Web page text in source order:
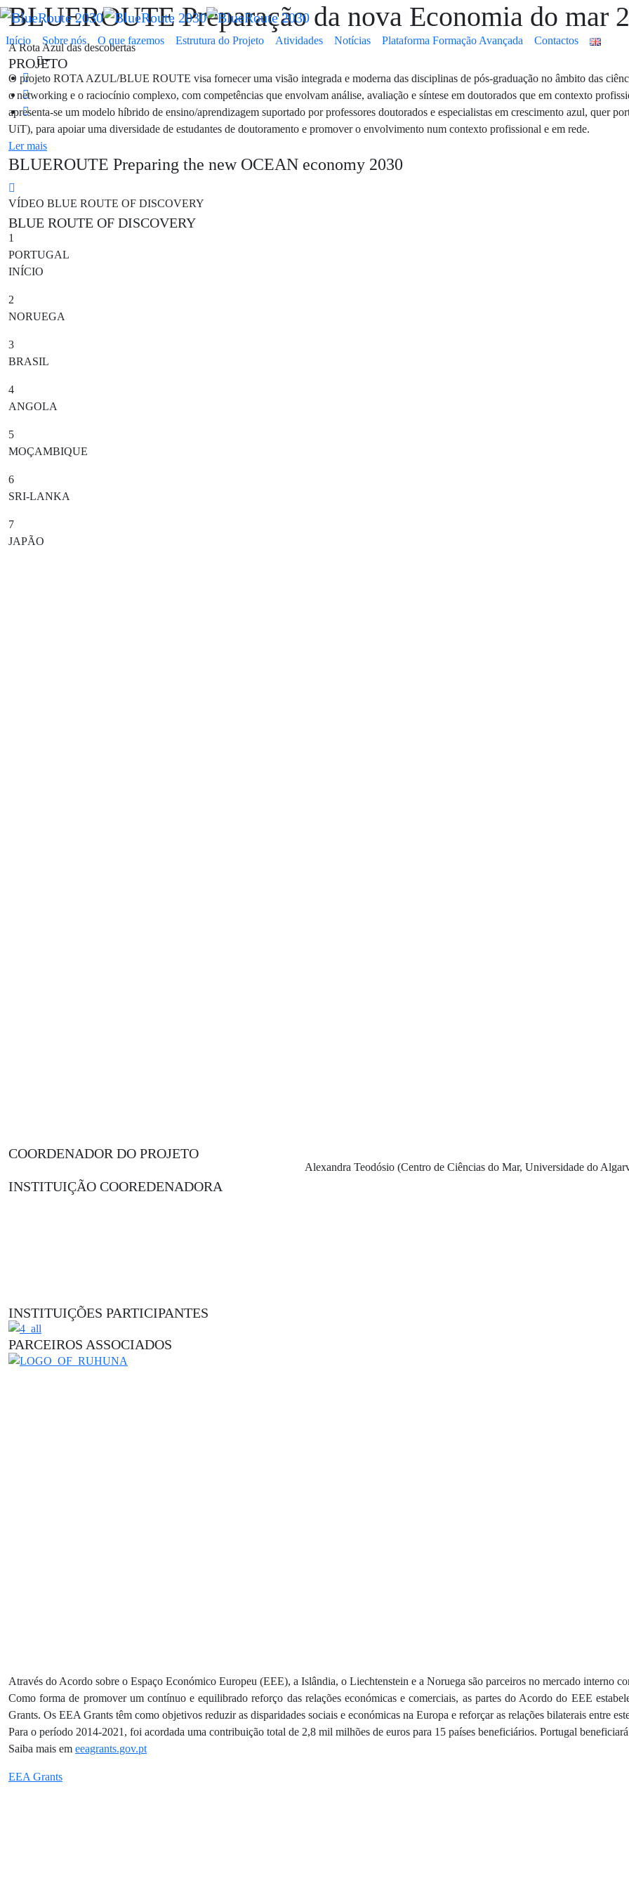
Início Sobre nós O que fazemos Estrutura do Projeto Atividades Notícias Plataforma Formação Avançada Contactos
BLUEROUTE Preparação da nova Economia do mar
A Rota Azul das descobertas
PROJETO
O projeto ROTA AZUL/BLUE ROUTE visa fornecer uma visão integrada e moderna das disciplinas de pós-graduação no âmbito das
o networking e o raciocínio complexo, com competências que envolvam análise, avaliação e síntese em doutorados que em contexto
apresenta-se um modelo híbrido de ensino/aprendizagem suportado por professores doutorados e especialistas em crescimento azul, quer
UiT), para apoiar uma diversidade de estudantes de doutoramento e promover o envolvimento num contexto profissional e em rede.
Ler mais
BLUEROUTE Preparing the new OCEAN economy 2030
VÍDEO BLUE ROUTE OF DISCOVERY
BLUE ROUTE OF DISCOVERY
1
PORTUGAL
INÍCIO
2
NORUEGA
3
BRASIL
4
ANGOLA
5
MOÇAMBIQUE
6
SRI-LANKA
7
JAPÃO
COORDENADOR DO PROJETO
Alexandra Teodósio (Centro de Ciências do Mar, Universidade do
INSTITUIÇÃO COOREDENADORA
INSTITUIÇÕES PARTICIPANTES
PARCEIROS ASSOCIADOS
Através do Acordo sobre o Espaço Económico Europeu (EEE), a Islândia, o Liechtenstein e a Noruega são parceiros no mercado interno
Como forma de promover um contínuo e equilibrado reforço das relações económicas e comerciais, as partes do Acordo do EEE
Grants. Os EEA Grants têm como objetivos reduzir as disparidades sociais e económicas na Europa e reforçar as relações bilaterais entre
Para o período 2014-2021, foi acordada uma contribuição total de 2,8 mil milhões de euros para 15 países beneficiários. Portugal
Saiba mais em eeagrants.gov.pt
EEA Grants